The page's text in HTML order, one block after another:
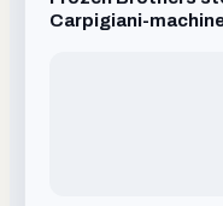
Carpigiani-